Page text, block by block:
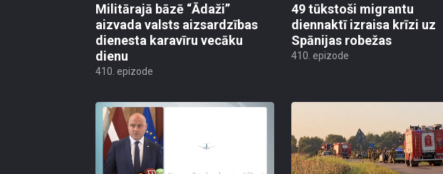
Militārajā bāzē “Ādaži”
aizvada valsts aizsardzības
dienesta karavīru vecāku
dienu
410. epizode
49 tūkstoši migrantu
diennaktī izraisa krīzi uz
Spānijas robežas
410. epizode